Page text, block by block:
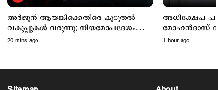
അര്‍ജുന്‍ ആയങ്കിക്കെതിരെ കൂടുതല്‍
വകുപ്പുകള്‍ വരുന്നു; നിയമോപദേശം
തേടി പൊലീസ്
20 mins ago
അധിക്ഷേപ
മോഹൻദാസ്
1 hour ago